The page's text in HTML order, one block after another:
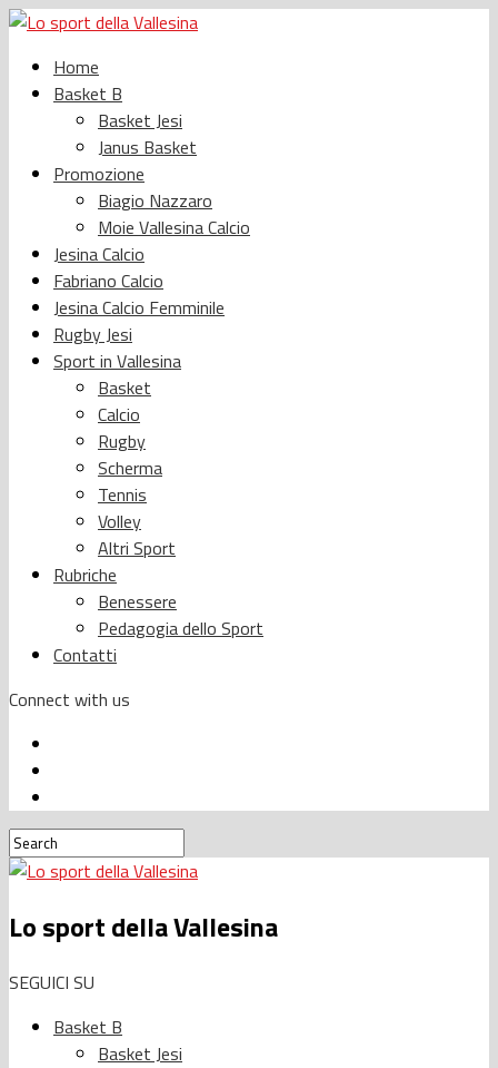
Home
Basket B
Basket Jesi
Janus Basket
Promozione
Biagio Nazzaro
Moie Vallesina Calcio
Jesina Calcio
Fabriano Calcio
Jesina Calcio Femminile
Rugby Jesi
Sport in Vallesina
Basket
Calcio
Rugby
Scherma
Tennis
Volley
Altri Sport
Rubriche
Benessere
Pedagogia dello Sport
Contatti
Connect with us
Lo sport della Vallesina
SEGUICI SU
Basket B
Basket Jesi